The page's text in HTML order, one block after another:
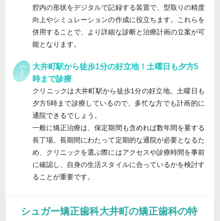
腔内の形状をデジタルで記録する装置で、型取りの精度
向上やシミュレーションの作成に役立ちます。これらを
併用することで、より詳細な診断と治療計画の立案が可
能となります。
大井町駅から徒歩1分の好立地！土曜日も夕方5
時まで診療
クリニックは大井町駅から徒歩1分の好立地。土曜日も
夕方5時まで診療しているので、多忙な方でも計画的に
通院できるでしょう。
一般に矯正治療は、保定期間も含めれば数年間を要する
長丁場。長期間にわたって定期的な通院が必要となるた
め、クリニックを選ぶ際にはアクセスや診療時間を事前
に確認し、自身の生活スタイルに合っているかを検討す
ることが重要です。
シュガー矯正歯科大井町の矯正歯科の特